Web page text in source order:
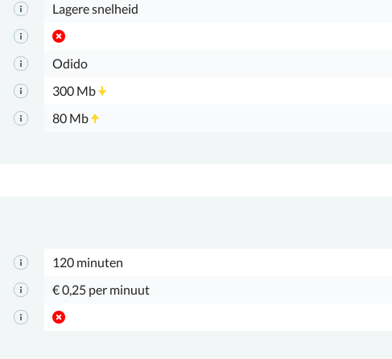
Lagere snelheid
Odido
300 Mb
80 Mb
120 minuten
€ 0,25 per minuut